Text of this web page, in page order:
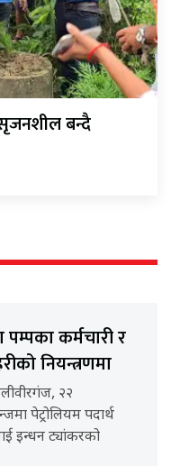
बन्दै
कर्मचारी र
नियन्त्रणमा
२२
पेट्रोलियम पदार्थ
इन्धन ट्यांकरको